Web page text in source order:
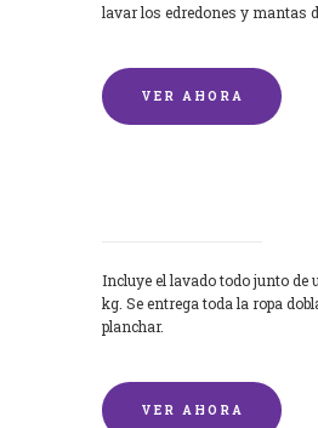
lavar los edredones y mantas
VER AHORA
Incluye el lavado todo junto de
kg. Se entrega toda la ropa
planchar.
VER AHORA